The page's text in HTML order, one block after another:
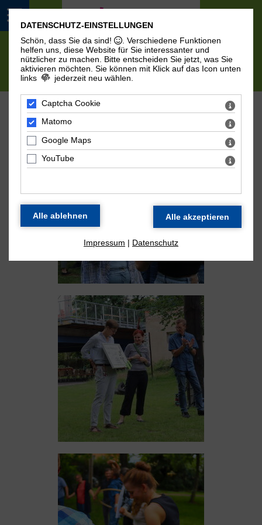
Marias Abschied
DATENSCHUTZ-EINSTELLUNGEN
Schön, dass Sie da sind!
. Verschiedene Funktionen
helfen uns, diese Website für Sie interessanter und
nützlicher zu machen.
Bitte entscheiden Sie jetzt, was Sie
aktivieren möchten. Sie können mit Klick auf das Icon unten
links
jederzeit neu wählen.
Captcha Cookie
Matomo
Google Maps
YouTube
Impressum | Datenschutz